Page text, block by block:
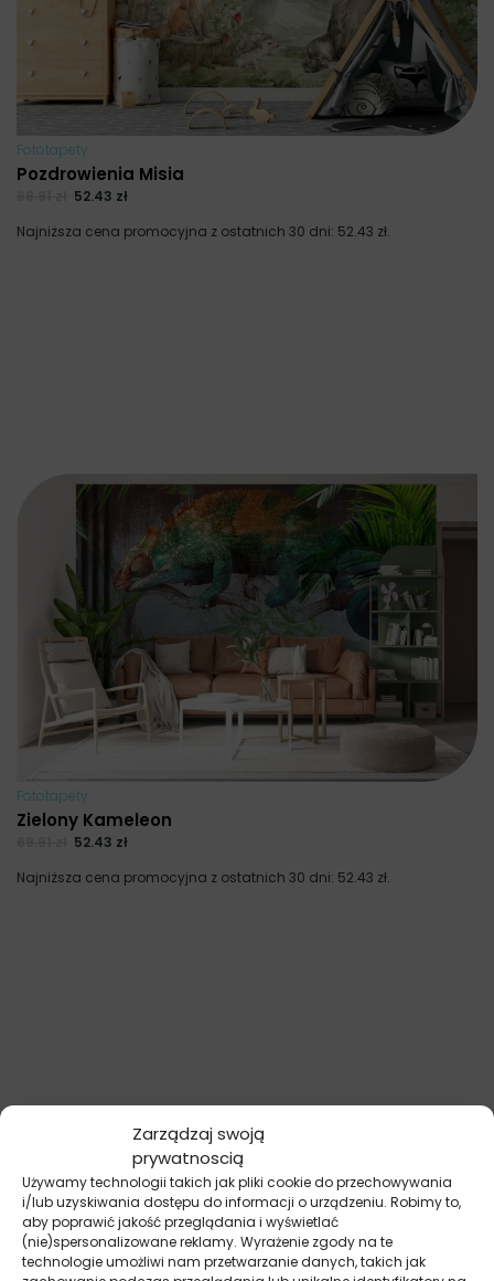
Zarządzaj swoją
prywatnoscią
Używamy technologii takich jak pliki cookie do przechowywania
i/lub uzyskiwania dostępu do informacji o urządzeniu. Robimy to,
aby poprawić jakość przeglądania i wyświetlać
(nie)spersonalizowane reklamy. Wyrażenie zgody na te
technologie umożliwi nam przetwarzanie danych, takich jak
Fototapety
Pozdrowienia Misia
52.43 zł
Najniższa cena promocyjna z ostatnich 30 dni: 52.43 zł.
Fototapety
Zielony Kameleon
52.43 zł
Najniższa cena promocyjna z ostatnich 30 dni: 52.43 zł.